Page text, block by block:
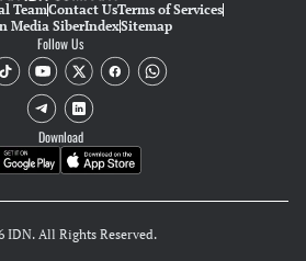
TeamContact UsTerms of Services
Media SiberIndexSitemap
Follow Us
Download
IDN. All Rights Reserved.